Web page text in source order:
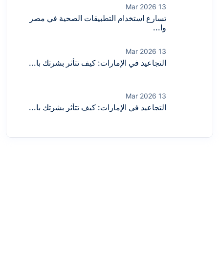
13 Mar 2026
تسارع استخدام التطبيقات الصحية في مصر
وا...
13 Mar 2026
التجاعيد في الإمارات: كيف تتأثر بشرتك با...
13 Mar 2026
التجاعيد في الإمارات: كيف تتأثر بشرتك با...